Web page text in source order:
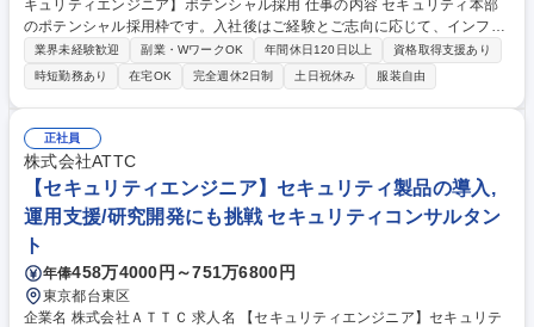
キュリティエンジニア】ポテンシャル採用 仕事の内容 セキュリティ本部
のポテンシャル採用枠です。入社後はご経験とご志向に応じて、インフラ
案件もしくはセキュリティの大規模案件などに携わっていただきます。
【業務例】 ★セキュリティ業務未経験でもご経験を活かして活躍いただけ
る環境です★ ・セキュリティ大規模案件に配属。セキュリティ知見の深い
先輩と一緒に配属となますのでご安心ください。 ・インフラの経験を活か
してインフラ案件へ配属。 募集職種 ★210【インフラ/セキュリティエン
ジニア】ポテンシャル採用
業界未経験歓迎 副業・WワークOK 年間休日120日以上
資格取得支援あり
時短勤務あり
在宅OK 完全週休2日制 土日祝休み 服装自由
正社員
株式会社ATTC
【セキュリティエンジニア】セキュリティ製品の導入,
運用支援/研究開発にも挑戦 セキュリティコンサルタン
ト
年俸458万4000円～751万6800円
東京都台東区
企業名 株式会社ＡＴＴＣ 求人名 【セキュリティエンジニア】セキュリテ